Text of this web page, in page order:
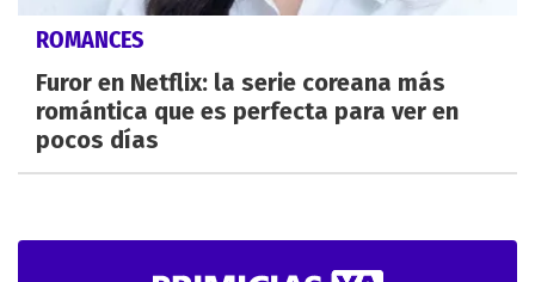
ROMANCES
Furor en Netflix: la serie coreana más
romántica que es perfecta para ver en
pocos días